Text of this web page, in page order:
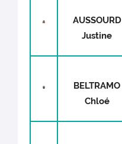
AUSSOURD
Justine
BELTRAMO
Chloé